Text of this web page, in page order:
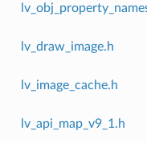
lv_draw_image.h
lv_image_cache.h
lv_api_map_v9_1.h